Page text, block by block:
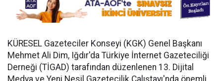
KÜRESEL Gazeteciler Konseyi (KGK) Genel Başkanı
Mehmet Ali Dim, Iğdır'da Türkiye İnternet Gazeteciliği
Derneği (TİGAD) tarafından düzenlenen 13. Dijital
Medya ve Yeni Nesil Gazetecilik Çalıştayı'nda önemli